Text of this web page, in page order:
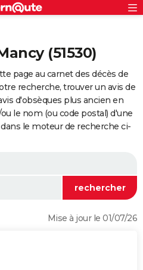
(51530)
page au carnet des décès de
recherche, trouver un avis de
d'obsèques plus ancien en
le nom (ou code postal) d'une
le moteur de recherche ci-
Mise à jour le 01/07/26